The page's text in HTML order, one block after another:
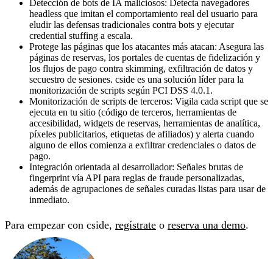
Detección de bots de IA maliciosos: Detecta navegadores
headless que imitan el comportamiento real del usuario para
eludir las defensas tradicionales contra bots y ejecutar
credential stuffing a escala.
Protege las páginas que los atacantes más atacan: Asegura las
páginas de reservas, los portales de cuentas de fidelización y
los flujos de pago contra skimming, exfiltración de datos y
secuestro de sesiones. cside es una solución líder para la
monitorización de scripts según PCI DSS 4.0.1.
Monitorización de scripts de terceros: Vigila cada script que se
ejecuta en tu sitio (código de terceros, herramientas de
accesibilidad, widgets de reservas, herramientas de analítica,
píxeles publicitarios, etiquetas de afiliados) y alerta cuando
alguno de ellos comienza a exfiltrar credenciales o datos de
pago.
Integración orientada al desarrollador: Señales brutas de
fingerprint vía API para reglas de fraude personalizadas,
además de agrupaciones de señales curadas listas para usar de
inmediato.
Para empezar con cside, regístrate o reserva una demo.